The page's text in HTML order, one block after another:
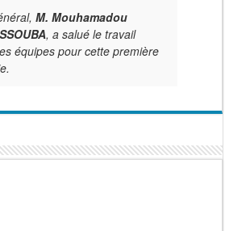
M. Mouhamadou
, a salué le travail
équipes pour cette première